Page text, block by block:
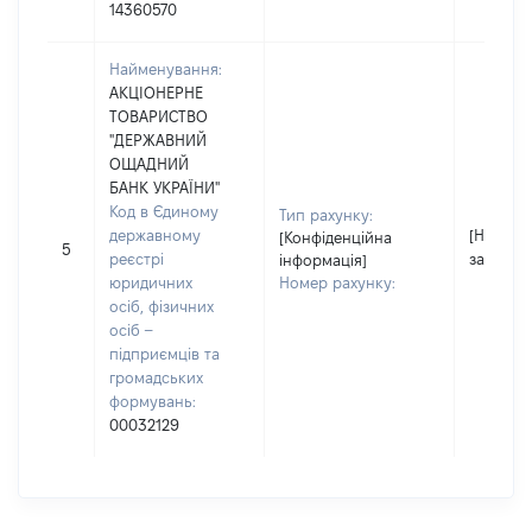
14360570
5
Найменування:
АКЦІОНЕРНЕ
ТОВАРИСТВО
"ДЕРЖАВНИЙ
ОЩАДНИЙ
БАНК УКРАЇНИ"
Код в Єдиному
державному
реєстрі
юридичних
осіб, фізичних
осіб –
підприємців та
громадських
формувань:
00032129
Тип рахунку:
[Конфіденційна
інформація]
Номер рахунку:
[Не